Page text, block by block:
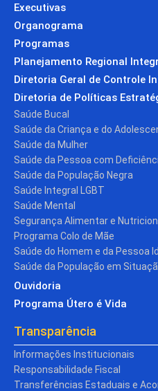
Executivas
Organograma
Programas
Planejamento Regional
Diretoria Geral de Controle
Diretoria de Políticas
Saúde Bucal
Saúde da Criança e do
Saúde da Mulher
Saúde da Pessoa com
Saúde da População Negra
Saúde Integral LGBT
Saúde Mental
Segurança Alimentar e
Programa Colo de Mãe
Saúde do Homem e da Pessoa
Saúde da População em
Ouvidoria
Programa Útero é Vida
Transparência
Informações Institucionais
Responsabilidade Fiscal
Transferências Estaduais e